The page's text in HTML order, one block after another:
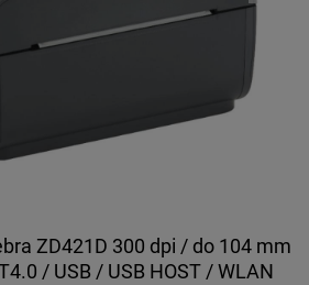
ZD421D 300 dpi / do 104 mm
/ USB / USB HOST / WLAN